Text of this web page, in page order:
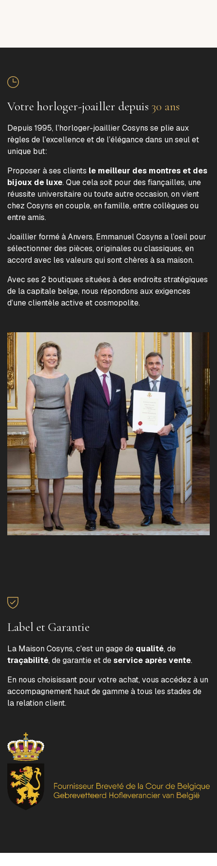
Votre horloger-joailler depuis 30 ans
Depuis 1995, l’horloger-joaillier Cosyns se plie aux
règles de l’excellence et de l’élégance dans un seul et
unique but:
Proposer à ses clients le meilleur des montres et des
bijoux de luxe. Que cela soit pour des fiançailles, une
réussite universitaire ou toute autre occasion, on vient
chez Cosyns en couple, en famille, entre collègues ou
entre amis.
Joaillier formé à Anvers, Emmanuel Cosyns a l’oeil pour
sélectionner des pièces, originales ou classiques, en
accord avec les valeurs qui sont chères à sa maison.
Avec ses 2 boutiques situées à des endroits stratégiques
de la capitale belge, nous répondons aux exigences
d’une clientèle active et cosmopolite.
Label et Garantie
La Maison Cosyns, c'est un gage de qualité, de
traçabilité, de garantie et deservice après vente.
En nous choisissant pour votre achat, vous accédez à un
accompagnement haut de gamme à tous les stades de
la relation client.